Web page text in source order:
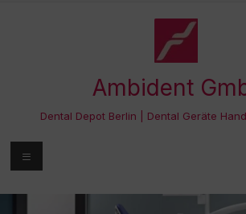
Ambident
Dental Depot Berlin | Dental Geräte
Menü